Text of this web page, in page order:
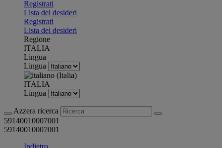
Registrati
Lista dei desideri
Registrati
Lista dei desideri
Regione
ITALIA
Lingua
Lingua
ITALIA
Lingua
Azzera ricerca
59140010007001
59140010007001
Indietro